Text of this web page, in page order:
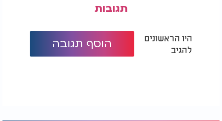
תגובות
היו הראשונים
להגיב
הוסף תגובה